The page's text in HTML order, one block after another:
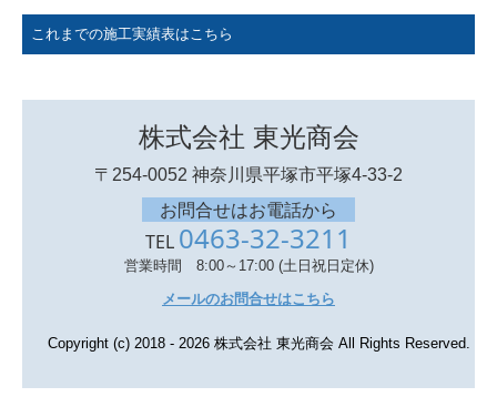
これまでの施工実績表はこちら
株式会社 東光商会
〒254-0052 神奈川県平塚市平塚4-33-2
お問合せはお電話から
TEL 0463-32-3211
営業時間 8:00～17:00 (土日祝日定休)
メールのお問合せはこちら
Copyright (c) 2018 - 2026 株式会社 東光商会 All Rights Reserved.